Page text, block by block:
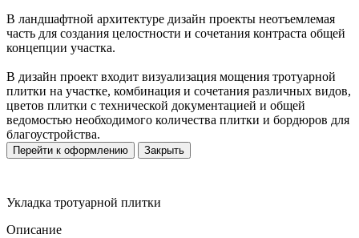
В ландшафтной архитектуре дизайн проекты неотъемлемая
часть для создания целостности и сочетания контраста общей
концепции участка.
В дизайн проект входит визуализация мощения тротуарной
плитки на участке, комбинация и сочетания различных видов,
цветов плитки с технической документацией и общей
ведомостью необходимого количества плитки и бордюров для
благоустройства.
Перейти к оформлению Закрыть
Укладка тротуарной плитки
Описание